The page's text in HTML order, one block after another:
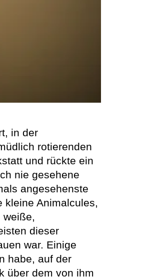
in der
rotierenden
und rückte ein
nie gesehene
angesehenste
kleine Animalcules,
weiße,
dieser
war. Einige
habe, auf der
über dem von ihm